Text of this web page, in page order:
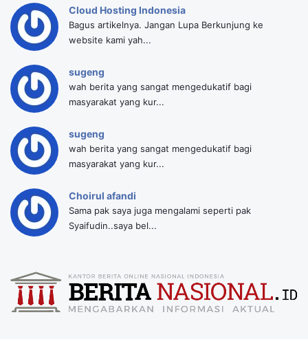
Cloud Hosting Indonesia
Bagus artikelnya. Jangan Lupa Berkunjung ke
website kami yah...
sugeng
wah berita yang sangat mengedukatif bagi
masyarakat yang kur...
sugeng
wah berita yang sangat mengedukatif bagi
masyarakat yang kur...
Choirul afandi
Sama pak saya juga mengalami seperti pak
Syaifudin..saya bel...